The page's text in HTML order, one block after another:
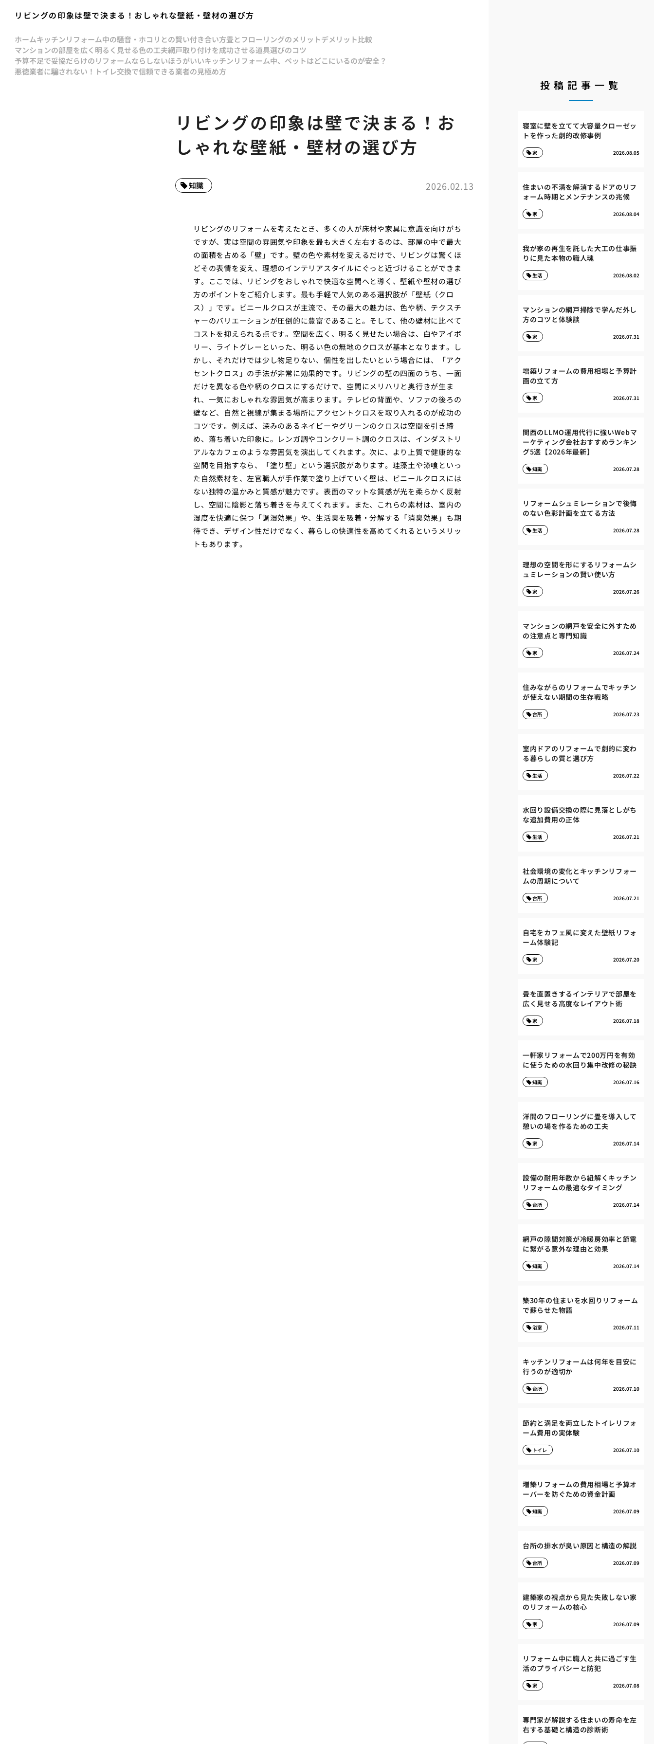
リビングの印象は壁で決まる！おしゃれな壁紙・壁材の選び方
ホームキッチンリフォーム中の騒音・ホコリとの賢い付き合い方畳とフローリングのメリットデメリット比較
マンションの部屋を広く明るく見せる色の工夫網戸取り付けを成功させる道具選びのコツ
予算不足で妥協だらけのリフォームならしないほうがいいキッチンリフォーム中、ペットはどこにいるのが安全？
悪徳業者に騙されない！トイレ交換で信頼できる業者の見極め方
リビングの印象は壁で決まる！お
しゃれな壁紙・壁材の選び方
2026.02.13
知識
リビングのリフォームを考えたとき、多くの人が床材や家具に意識を向けがち
ですが、実は空間の雰囲気や印象を最も大きく左右するのは、部屋の中で最大
の面積を占める「壁」です。壁の色や素材を変えるだけで、リビングは驚くほ
どその表情を変え、理想のインテリアスタイルにぐっと近づけることができま
す。ここでは、リビングをおしゃれで快適な空間へと導く、壁紙や壁材の選び
方のポイントをご紹介します。最も手軽で人気のある選択肢が「壁紙（クロ
ス）」です。ビニールクロスが主流で、その最大の魅力は、色や柄、テクスチ
ャーのバリエーションが圧倒的に豊富であること。そして、他の壁材に比べて
コストを抑えられる点です。空間を広く、明るく見せたい場合は、白やアイボ
リー、ライトグレーといった、明るい色の無地のクロスが基本となります。し
かし、それだけでは少し物足りない、個性を出したいという場合には、「アク
セントクロス」の手法が非常に効果的です。リビングの壁の四面のうち、一面
だけを異なる色や柄のクロスにするだけで、空間にメリハリと奥行きが生ま
れ、一気におしゃれな雰囲気が高まります。テレビの背面や、ソファの後ろの
壁など、自然と視線が集まる場所にアクセントクロスを取り入れるのが成功の
コツです。例えば、深みのあるネイビーやグリーンのクロスは空間を引き締
め、落ち着いた印象に。レンガ調やコンクリート調のクロスは、インダストリ
アルなカフェのような雰囲気を演出してくれます。次に、より上質で健康的な
空間を目指すなら、「塗り壁」という選択肢があります。珪藻土や漆喰といっ
た自然素材を、左官職人が手作業で塗り上げていく壁は、ビニールクロスには
ない独特の温かみと質感が魅力です。表面のマットな質感が光を柔らかく反射
し、空間に陰影と落ち着きを与えてくれます。また、これらの素材は、室内の
湿度を快適に保つ「調湿効果」や、生活臭を吸着・分解する「消臭効果」も期
待でき、デザイン性だけでなく、暮らしの快適性を高めてくれるというメリッ
トもあります。
投稿記事一覧
寝室に壁を立てて大容量クローゼッ
トを作った劇的改修事例
2026.08.05
家
住まいの不満を解消するドアのリフ
ォーム時期とメンテナンスの兆候
2026.08.04
家
我が家の再生を託した大工の仕事振
りに見た本物の職人魂
2026.08.02
生活
マンションの網戸掃除で学んだ外し
方のコツと体験談
2026.07.31
家
増築リフォームの費用相場と予算計
画の立て方
2026.07.31
家
関西のLLMO運用代行に強いWebマ
ーケティング会社おすすめランキン
グ5選【2026年最新】
2026.07.28
知識
リフォームシュミレーションで後悔
のない色彩計画を立てる方法
2026.07.28
生活
理想の空間を形にするリフォームシ
ュミレーションの賢い使い方
2026.07.26
家
マンションの網戸を安全に外すため
の注意点と専門知識
2026.07.24
家
住みながらのリフォームでキッチン
が使えない期間の生存戦略
2026.07.23
台所
室内ドアのリフォームで劇的に変わ
る暮らしの質と選び方
2026.07.22
生活
水回り設備交換の際に見落としがち
な追加費用の正体
2026.07.21
生活
社会環境の変化とキッチンリフォー
ムの周期について
2026.07.21
台所
自宅をカフェ風に変えた壁紙リフォ
ーム体験記
2026.07.20
家
畳を直置きするインテリアで部屋を
広く見せる高度なレイアウト術
2026.07.18
家
一軒家リフォームで200万円を有効
に使うための水回り集中改修の秘訣
2026.07.16
知識
洋間のフローリングに畳を導入して
憩いの場を作るための工夫
2026.07.14
家
設備の耐用年数から紐解くキッチン
リフォームの最適なタイミング
2026.07.14
台所
網戸の隙間対策が冷暖房効率と節電
に繋がる意外な理由と効果
2026.07.14
知識
築30年の住まいを水回りリフォーム
で蘇らせた物語
2026.07.11
浴室
キッチンリフォームは何年を目安に
行うのが適切か
2026.07.10
台所
節約と満足を両立したトイレリフォ
ーム費用の実体験
2026.07.10
トイレ
増築リフォームの費用相場と予算オ
ーバーを防ぐための資金計画
2026.07.09
知識
台所の排水が臭い原因と構造の解説
2026.07.09
台所
建築家の視点から見た失敗しない家
のリフォームの核心
2026.07.09
家
リフォーム中に職人と共に過ごす生
活のプライバシーと防犯
2026.07.08
家
専門家が解説する住まいの寿命を左
右する基礎と構造の診断術